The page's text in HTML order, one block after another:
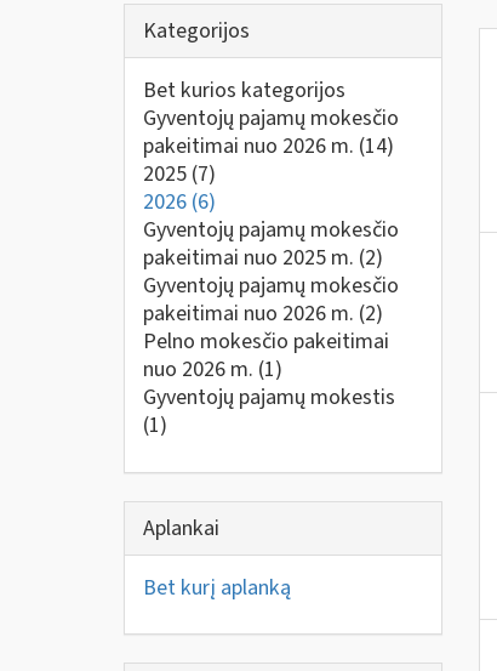
Kategorijos
Bet kurios kategorijos
Gyventojų pajamų mokesčio
pakeitimai nuo 2026 m. (14)
2025 (7)
2026 (6)
Gyventojų pajamų mokesčio
pakeitimai nuo 2025 m. (2)
Gyventojų pajamų mokesčio
pakeitimai nuo 2026 m. (2)
Pelno mokesčio pakeitimai
nuo 2026 m. (1)
Gyventojų pajamų mokestis
(1)
Aplankai
Bet kurį aplanką